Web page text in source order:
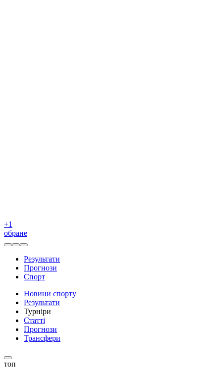
+1
обране
Результати
Прогнози
Спорт
Новини спорту
Результати
Турніри
Статті
Прогнози
Трансфери
топ